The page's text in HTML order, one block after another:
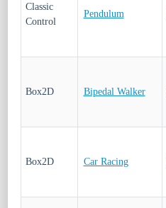
Classic
Control
Pendulum
Box2D Bipedal Walker
Box2D Car Racing